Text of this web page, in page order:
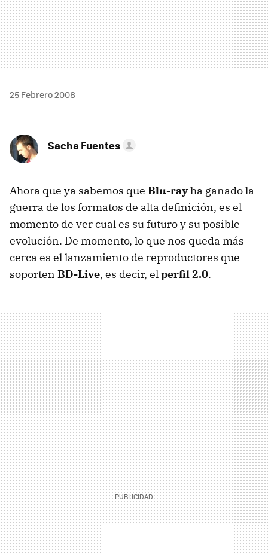
25 Febrero 2008
Sacha Fuentes
Ahora que ya sabemos que Blu-rayha ganado la
guerra de los formatos de alta definición, es el
momento de ver cual es su futuro y su posible
evolución. De momento, lo que nos queda más
cerca es el lanzamiento de reproductores que
soporten BD-Live, es decir, elperfil 2.0.